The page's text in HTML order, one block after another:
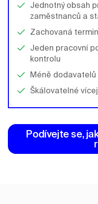
Jednotný obsah
zaměstnanců a
Zachovaná
Jeden pracovní
kontrolu
Méně dodavatelů
Škálovatelné
Podívejte se,